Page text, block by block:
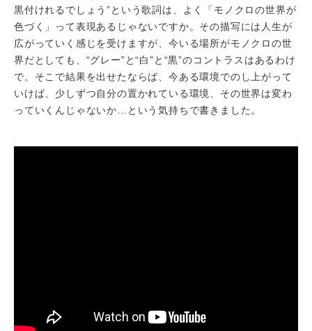
黒付けれるでしょう”という歌詞は、よく「モノクロの世界が
色づく」って表現あるじゃないですか。その描写には人生が
広がっていく感じを受けますが、今いる場所がモノクロの世
界だとしても、“グレー”と“白”と“黒”のコントラスはあるわけ
で。そこで結果を出せたならば、今ある環境でのし上がって
いけば、少しずつ自分の置かれている環境、その世界は変わ
っていくんじゃないか…という気持ちで書きました。